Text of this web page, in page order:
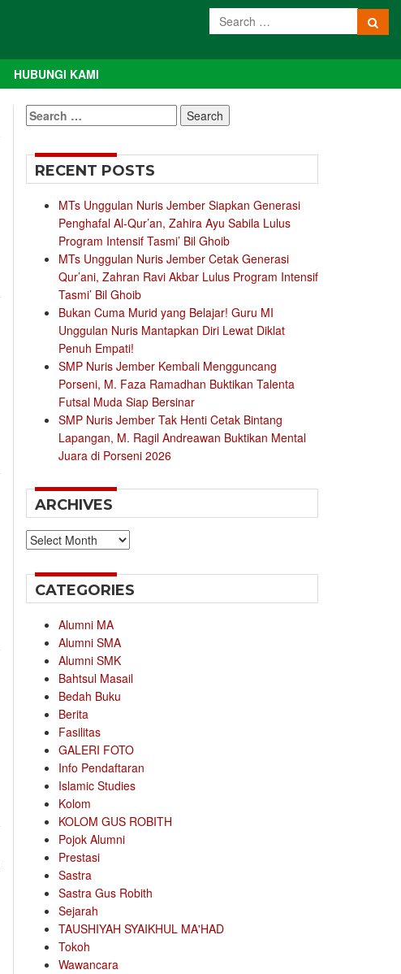
HUBUNGI KAMI
Search
for:
RECENT POSTS
MTs Unggulan Nuris Jember Siapkan Generasi
Penghafal Al-Qur’an, Zahira Ayu Sabila Lulus
Program Intensif Tasmi’ Bil Ghoib
MTs Unggulan Nuris Jember Cetak Generasi
Qur’ani, Zahran Ravi Akbar Lulus Program Intensif
Tasmi’ Bil Ghoib
Bukan Cuma Murid yang Belajar! Guru MI
Unggulan Nuris Mantapkan Diri Lewat Diklat
Penuh Empati!
SMP Nuris Jember Kembali Mengguncang
Porseni, M. Faza Ramadhan Buktikan Talenta
Futsal Muda Siap Bersinar
SMP Nuris Jember Tak Henti Cetak Bintang
Lapangan, M. Ragil Andreawan Buktikan Mental
Juara di Porseni 2026
ARCHIVES
Archives
CATEGORIES
Alumni MA
Alumni SMA
Alumni SMK
Bahtsul Masail
Bedah Buku
Berita
Fasilitas
GALERI FOTO
Info Pendaftaran
Islamic Studies
Kolom
KOLOM GUS ROBITH
Pojok Alumni
Prestasi
Sastra
Sastra Gus Robith
Sejarah
TAUSHIYAH SYAIKHUL MA'HAD
Tokoh
Wawancara